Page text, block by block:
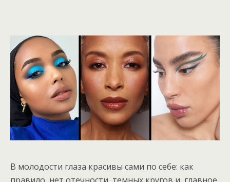
В молодости глаза красивы сами по себе: как